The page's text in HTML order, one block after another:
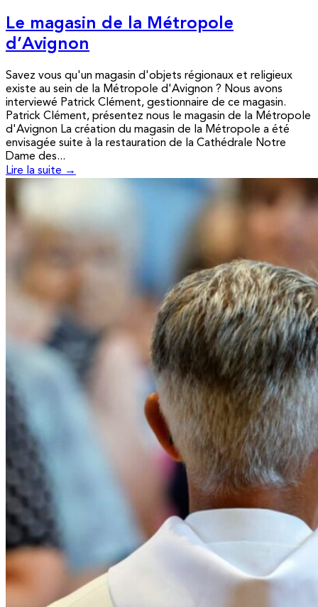
Le magasin de la Métropole
d’Avignon
Savez vous qu'un magasin d'objets régionaux et religieux
existe au sein de la Métropole d'Avignon ? Nous avons
interviewé Patrick Clément, gestionnaire de ce magasin.
Patrick Clément, présentez nous le magasin de la Métropole
d'Avignon La création du magasin de la Métropole a été
envisagée suite à la restauration de la Cathédrale Notre
Dame des...
Lire la suite →